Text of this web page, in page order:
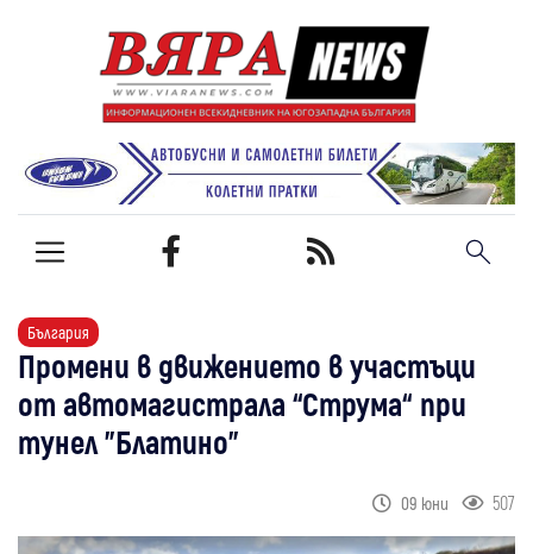
България
Промени в движението в участъци
от автомагистрала “Струма“ при
тунел "Блатино"
09 юни 507